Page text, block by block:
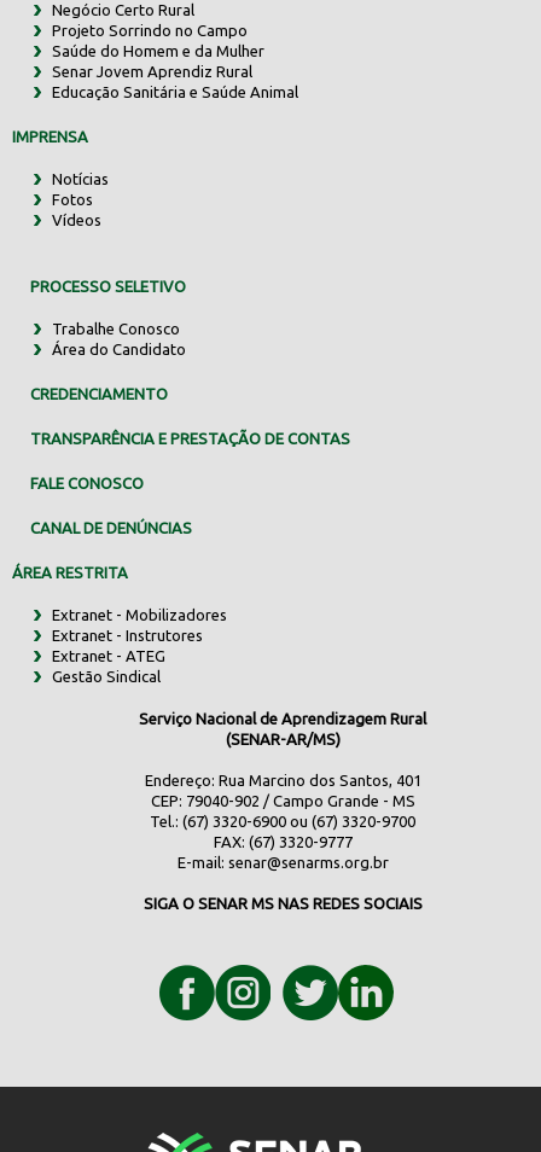
Negócio Certo Rural
Projeto Sorrindo no Campo
Saúde do Homem e da Mulher
Senar Jovem Aprendiz Rural
Educação Sanitária e Saúde Animal
IMPRENSA
Notícias
Fotos
Vídeos
PROCESSO SELETIVO
Trabalhe Conosco
Área do Candidato
CREDENCIAMENTO
TRANSPARÊNCIA E PRESTAÇÃO DE CONTAS
FALE CONOSCO
CANAL DE DENÚNCIAS
ÁREA RESTRITA
Extranet - Mobilizadores
Extranet - Instrutores
Extranet - ATEG
Gestão Sindical
Serviço Nacional de Aprendizagem Rural
(SENAR-AR/MS)
Endereço: Rua Marcino dos Santos, 401
CEP: 79040-902 / Campo Grande - MS
Tel.: (67) 3320-6900 ou (67) 3320-9700
FAX: (67) 3320-9777
E-mail: senar@senarms.org.br
SIGA O SENAR MS NAS REDES SOCIAIS